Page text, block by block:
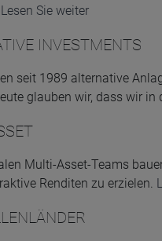
Lesen Sie weiter
INVESTMENTS
seit 1989 alternative
glauben wir, dass wir in
Multi-Asset-Teams
Renditen zu erzielen.